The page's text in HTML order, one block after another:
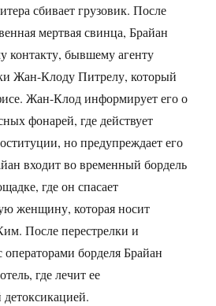
сбивает грузовик. После
мертвая свинца, Брайан
контакту, бывшему агенту
Жан-Клоду Питрелу, который
Жан-Клод информирует его о
фонарей, где действует
но предупреждает его
входит во временный бордель
где он спасает
женщину, которая носит
После перестрелки и
операторами борделя Брайан
где лечит ее